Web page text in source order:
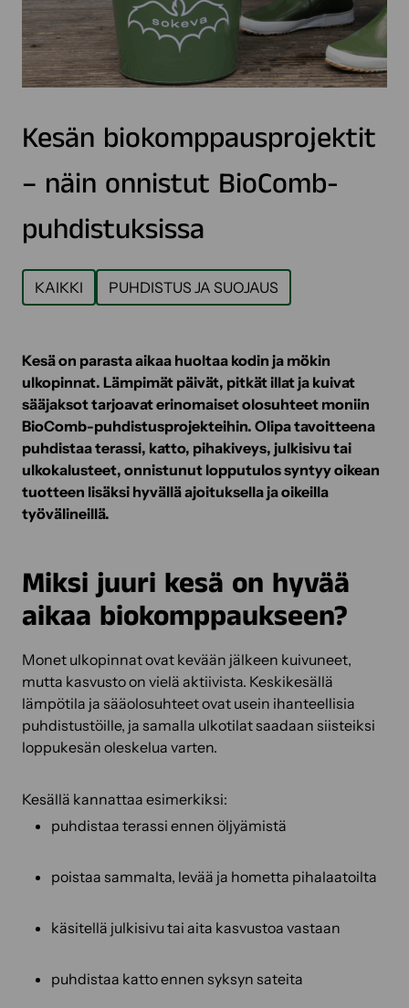
Kesän biokomppausprojektit
– näin onnistut BioComb-
puhdistuksissa
KAIKKI PUHDISTUS JA SUOJAUS
Kesä on parasta aikaa huoltaa kodin ja mökin
ulkopinnat. Lämpimät päivät, pitkät illat ja kuivat
sääjaksot tarjoavat erinomaiset olosuhteet moniin
BioComb-puhdistusprojekteihin. Olipa tavoitteena
puhdistaa terassi, katto, pihakiveys, julkisivu tai
ulkokalusteet, onnistunut lopputulos syntyy oikean
tuotteen lisäksi hyvällä ajoituksella ja oikeilla
työvälineillä.
Miksi juuri kesä on hyvää
aikaa biokomppaukseen?
Monet ulkopinnat ovat kevään jälkeen kuivuneet,
mutta kasvusto on vielä aktiivista. Keskikesällä
lämpötila ja sääolosuhteet ovat usein ihanteellisia
puhdistustöille, ja samalla ulkotilat saadaan siisteiksi
loppukesän oleskelua varten.
Kesällä kannattaa esimerkiksi:
puhdistaa terassi ennen öljyämistä
poistaa sammalta, levää ja hometta pihalaatoilta
käsitellä julkisivu tai aita kasvustoa vastaan
puhdistaa katto ennen syksyn sateita